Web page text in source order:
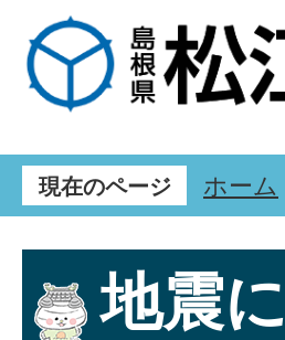
現在のページ ホーム
地震